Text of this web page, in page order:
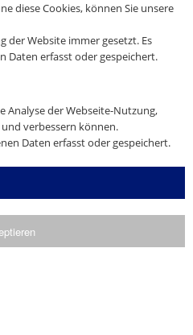
diese Cookies, können Sie unsere
der Website immer gesetzt. Es
Daten erfasst oder gespeichert.
Analyse der Webseite-Nutzung,
verbessern können.
Daten erfasst oder gespeichert.